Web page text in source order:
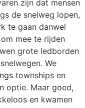
zijn dat mensen
de snelweg lopen,
te gaan danwel
mee te rijden
grote ledborden
We
townships en
optie. Maar goed,
en kwamen